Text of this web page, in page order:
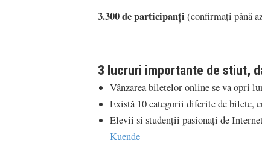
3.300 de participanți (confirmați până
3 lucruri importante de stiut,
Vânzarea biletelor online se va opri
Există 10 categorii diferite de bilete,
Elevii si studenții pasionați de
Kuende